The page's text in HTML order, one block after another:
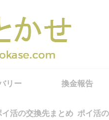
リー 換金報告
イ活の交換先まとめ ポイ活